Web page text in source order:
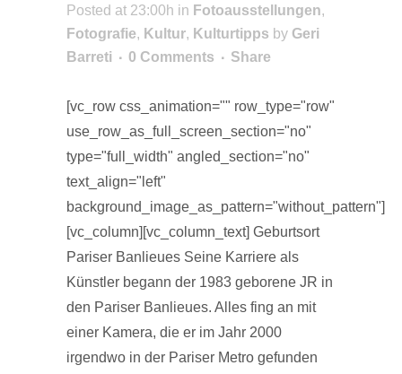
Posted at 23:00h in Fotoausstellungen,
Fotografie, Kultur, Kulturtipps by Geri
Barreti
0 Comments Share
[vc_row css_animation="" row_type="row"
use_row_as_full_screen_section="no"
type="full_width" angled_section="no"
text_align="left"
background_image_as_pattern="without_pattern"]
[vc_column][vc_column_text] Geburtsort
Pariser Banlieues Seine Karriere als
Künstler begann der 1983 geborene JR in
den Pariser Banlieues. Alles fing an mit
einer Kamera, die er im Jahr 2000
irgendwo in der Pariser Metro gefunden